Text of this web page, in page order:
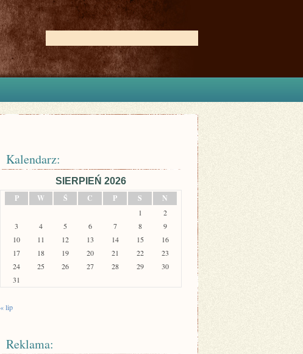
Kalendarz:
SIERPIEŃ 2026
P
W Ś C P S N
1
2
3
4 5 6 7 8
9
10
11 12 13 14 15
16
17
18 19 20 21 22
23
24
25 26 27 28 29
30
31
« lip
Reklama: